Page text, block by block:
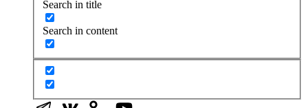
Search in title
Search in content